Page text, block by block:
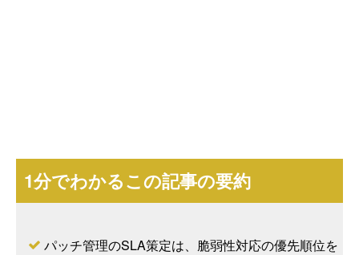
1分でわかるこの記事の要約
パッチ管理のSLA策定は、脆弱性対応の優先順位を